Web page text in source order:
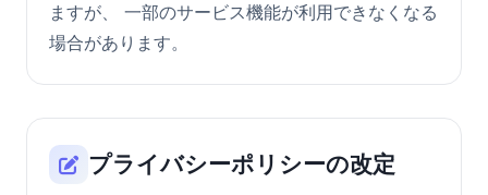
ますが、 一部のサービス機能が利用できなくなる
場合があります。
プライバシーポリシーの改定